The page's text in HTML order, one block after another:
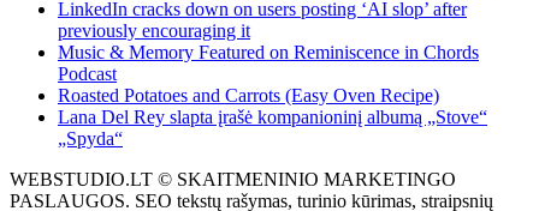
LinkedIn cracks down on users posting ‘AI slop’ after
previously encouraging it
Music & Memory Featured on Reminiscence in Chords
Podcast
Roasted Potatoes and Carrots (Easy Oven Recipe)
Lana Del Rey slapta įrašė kompanioninį albumą „Stove“
„Spyda“
WEBSTUDIO.LT © SKAITMENINIO MARKETINGO
PASLAUGOS. SEO tekstų rašymas, turinio kūrimas, straipsnių